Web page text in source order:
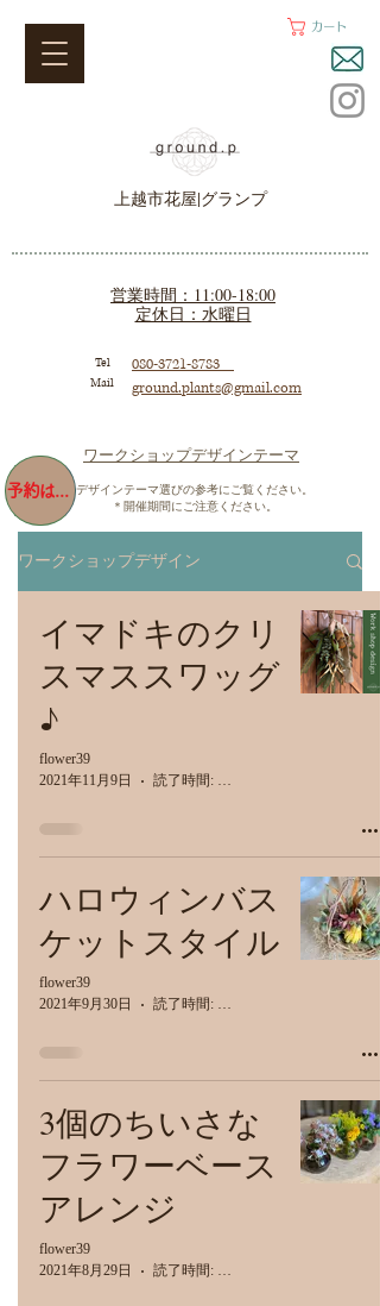
上越市花屋|グランプ
営業時間：11:00-18:00
定休日：水曜日
Tel
Mail
080-3721-8783
ground.plants@gmail.com
カート
​ワークショップデザインテーマ
予約はこちら！
デザインテーマ選びの参考にご覧ください。
＊開催期間にご注意ください。
ワークショップデザイン
イマドキのクリ
スマススワッグ
♪
flower39
2021年11月9日
読了時間: 1分
ハロウィンバス
ケットスタイル
flower39
2021年9月30日
読了時間: 1分
3個のちいさな
フラワーベース
アレンジ
flower39
2021年8月29日
読了時間: 1分